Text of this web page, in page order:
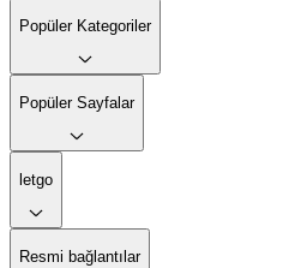
Popüler Kategoriler
Popüler Sayfalar
letgo
Resmi bağlantılar